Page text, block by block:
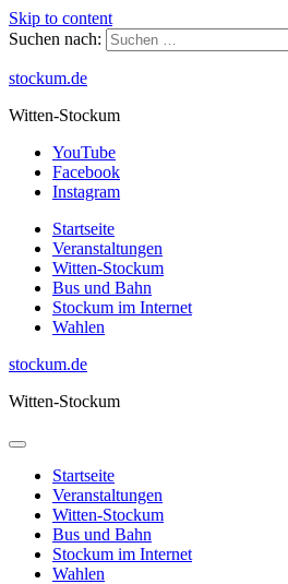
Skip to content
Suchen nach:
stockum.de
Witten-Stockum
YouTube
Facebook
Instagram
Startseite
Veranstaltungen
Witten-Stockum
Bus und Bahn
Stockum im Internet
Wahlen
stockum.de
Witten-Stockum
Startseite
Veranstaltungen
Witten-Stockum
Bus und Bahn
Stockum im Internet
Wahlen